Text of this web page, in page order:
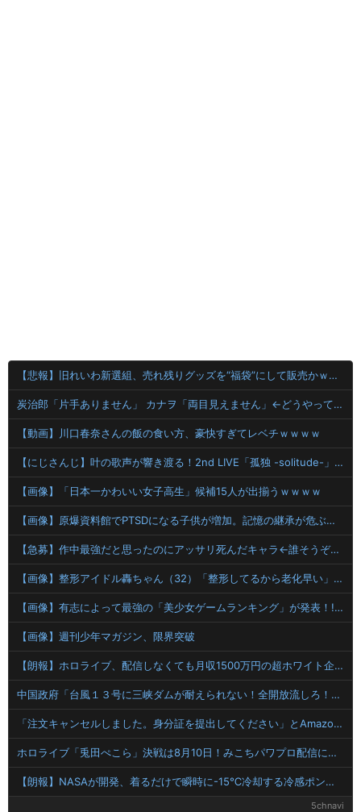
【悲報】旧れいわ新選組、売れ残りグッズを“福袋”にして販売かｗｗｗｗ
炭治郎「片手ありません」 カナヲ「両目見えません」←どうやってセ○クスしたの？
【動画】川口春奈さんの飯の食い方、豪快すぎてレベチｗｗｗｗ
【にじさんじ】叶の歌声が響き渡る！2nd LIVE「孤独 -solitude-」：樋口楓 剣持刀也 椎名唯華 三枝明那 加賀美ハヤト 星川サラ 小柳ロウ
【画像】「日本一かわいい女子高生」候補15人が出揃うｗｗｗｗ
【画像】原爆資料館でPTSDになる子供が増加。記憶の継承が危ぶまれる事態に
【急募】作中最強だと思ったのにアッサリ死んだキャラ←誰そうぞうした？
【画像】整形アイドル轟ちゃん（32）「整形してるから老化早い」の声に7年前とのビフォアフ公開「若返ってる」「どんどん綺麗になる」と反響 【Pickup08083010】
【画像】有志によって最強の「美少女ゲームランキング」が発表！!！ あの名作も
【画像】週刊少年マガジン、限界突破
【朗報】ホロライブ、配信しなくても月収1500万円の超ホワイト企業だった
中国政府「台風１３号に三峡ダムが耐えられない！全開放流しろ！」⇒ 下流域の街が壊滅状態ｗｗｗｗｗ
「注文キャンセルしました。身分証を提出してください」とAmazonから突然のメール、怪しすぎるのでカスタマーに確認したら……
ホロライブ「兎田ぺこら」決戦は8月10日！みこちパワプロ配信に負けて育成最終回3万人に届かず「ケモミミリーグ」フブさん語る「栄冠本編で本戦おまけ」
【朗報】NASAが開発、着るだけで瞬時に-15℃冷却する冷感ポンチョ3,980円！
5chnavi